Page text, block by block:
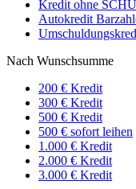
Kredit ohne
Autokredit
Nach Wunschsumme
200 € Kredit
300 € Kredit
500 € Kredit
500 € sofort leihen
1.000 € Kredit
2.000 € Kredit
3.000 € Kredit